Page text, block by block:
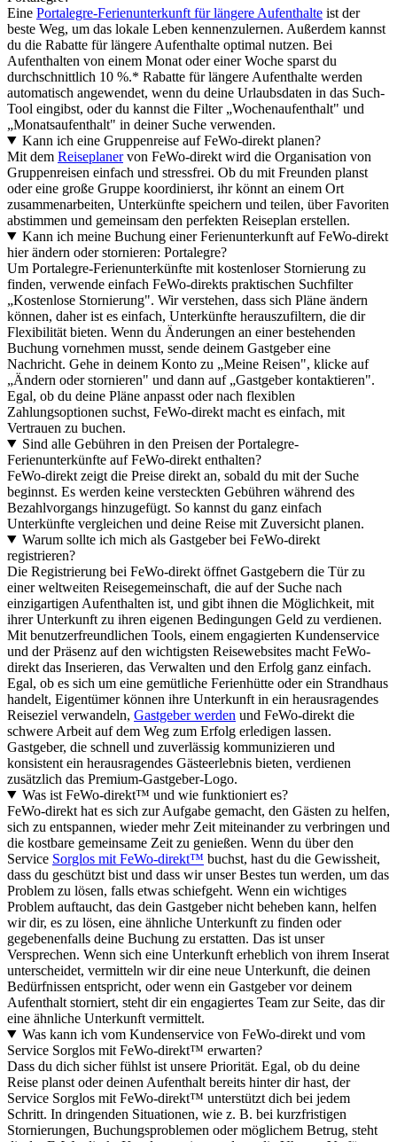
Eine Portalegre-Ferienunterkunft für längere Aufenthalte ist der
beste Weg, um das lokale Leben kennenzulernen. Außerdem kannst
du die Rabatte für längere Aufenthalte optimal nutzen. Bei
Aufenthalten von einem Monat oder einer Woche sparst du
durchschnittlich 10 %.* Rabatte für längere Aufenthalte werden
automatisch angewendet, wenn du deine Urlaubsdaten in das Such-
Tool eingibst, oder du kannst die Filter „Wochenaufenthalt" und
„Monatsaufenthalt" in deiner Suche verwenden.
Kann ich eine Gruppenreise auf FeWo-direkt planen?
Mit dem Reiseplanervon FeWo-direkt wird die Organisation von
Gruppenreisen einfach und stressfrei. Ob du mit Freunden planst
oder eine große Gruppe koordinierst, ihr könnt an einem Ort
zusammenarbeiten, Unterkünfte speichern und teilen, über Favoriten
abstimmen und gemeinsam den perfekten Reiseplan erstellen.
Kann ich meine Buchung einer Ferienunterkunft auf FeWo-direkt
hier ändern oder stornieren: Portalegre?
Um Portalegre-Ferienunterkünfte mit kostenloser Stornierung zu
finden, verwende einfach FeWo-direkts praktischen Suchfilter
„Kostenlose Stornierung". Wir verstehen, dass sich Pläne ändern
können, daher ist es einfach, Unterkünfte herauszufiltern, die dir
Flexibilität bieten. Wenn du Änderungen an einer bestehenden
Buchung vornehmen musst, sende deinem Gastgeber eine
Nachricht. Gehe in deinem Konto zu „Meine Reisen", klicke auf
„Ändern oder stornieren" und dann auf „Gastgeber kontaktieren".
Egal, ob du deine Pläne anpasst oder nach flexiblen
Zahlungsoptionen suchst, FeWo-direkt macht es einfach, mit
Vertrauen zu buchen.
Sind alle Gebühren in den Preisen der Portalegre-
Ferienunterkünfte auf FeWo-direkt enthalten?
FeWo-direkt zeigt die Preise direkt an, sobald du mit der Suche
beginnst. Es werden keine versteckten Gebühren während des
Bezahlvorgangs hinzugefügt. So kannst du ganz einfach
Unterkünfte vergleichen und deine Reise mit Zuversicht planen.
Warum sollte ich mich als Gastgeber bei FeWo-direkt
registrieren?
Die Registrierung bei FeWo-direkt öffnet Gastgebern die Tür zu
einer weltweiten Reisegemeinschaft, die auf der Suche nach
einzigartigen Aufenthalten ist, und gibt ihnen die Möglichkeit, mit
ihrer Unterkunft zu ihren eigenen Bedingungen Geld zu verdienen.
Mit benutzerfreundlichen Tools, einem engagierten Kundenservice
und der Präsenz auf den wichtigsten Reisewebsites macht FeWo-
direkt das Inserieren, das Verwalten und den Erfolg ganz einfach.
Egal, ob es sich um eine gemütliche Ferienhütte oder ein Strandhaus
handelt, Eigentümer können ihre Unterkunft in ein herausragendes
Reiseziel verwandeln, Gastgeber werden und FeWo-direkt die
schwere Arbeit auf dem Weg zum Erfolg erledigen lassen.
Gastgeber, die schnell und zuverlässig kommunizieren und
konsistent ein herausragendes Gästeerlebnis bieten, verdienen
zusätzlich das Premium-Gastgeber-Logo.
Was ist FeWo-direkt™ und wie funktioniert es?
FeWo-direkt hat es sich zur Aufgabe gemacht, den Gästen zu helfen,
sich zu entspannen, wieder mehr Zeit miteinander zu verbringen und
die kostbare gemeinsame Zeit zu genießen. Wenn du über den
Service Sorglos mit FeWo-direkt™ buchst, hast du die Gewissheit,
dass du geschützt bist und dass wir unser Bestes tun werden, um das
Problem zu lösen, falls etwas schiefgeht. Wenn ein wichtiges
Problem auftaucht, das dein Gastgeber nicht beheben kann, helfen
wir dir, es zu lösen, eine ähnliche Unterkunft zu finden oder
gegebenenfalls deine Buchung zu erstatten. Das ist unser
Versprechen. Wenn sich eine Unterkunft erheblich von ihrem Inserat
unterscheidet, vermitteln wir dir eine neue Unterkunft, die deinen
Bedürfnissen entspricht, oder wenn ein Gastgeber vor deinem
Aufenthalt storniert, steht dir ein engagiertes Team zur Seite, das dir
eine ähnliche Unterkunft vermittelt.
Was kann ich vom Kundenservice von FeWo-direkt und vom
Service Sorglos mit FeWo-direkt™ erwarten?
Dass du dich sicher fühlst ist unsere Priorität. Egal, ob du deine
Reise planst oder deinen Aufenthalt bereits hinter dir hast, der
Service Sorglos mit FeWo-direkt™ unterstützt dich bei jedem
Schritt. In dringenden Situationen, wie z. B. bei kurzfristigen
Stornierungen, Buchungsproblemen oder möglichem Betrug, steht